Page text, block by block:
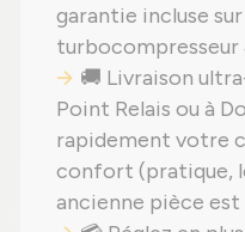
garantie incluse
turbocompresseur
🚚 Livraison
Point Relais ou à
rapidement votre
confort (pratique,
ancienne pièce est